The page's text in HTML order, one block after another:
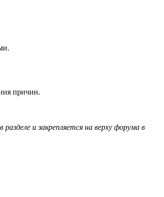
причин.
и закрепляется на верху форума в